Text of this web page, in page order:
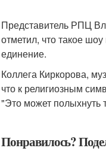
Представитель РПЦ
отметил, что такое
единение.
Коллега Киркорова,
что к религиозным
"Это может полыхнуть
Понравилось?